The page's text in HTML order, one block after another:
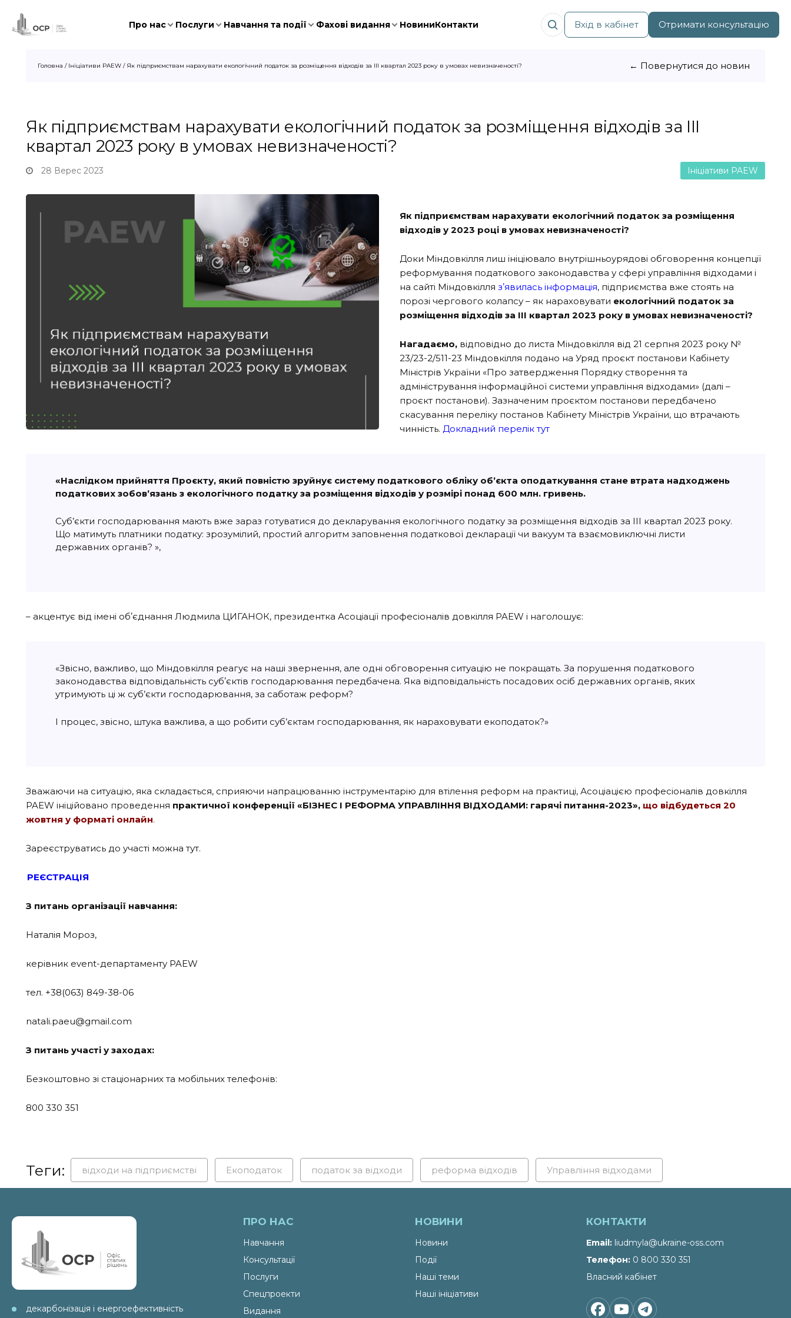
Про нас Послуги Навчання та події Фахові видання НовиниКонтакти Вхід в кабінет Отримати консультацію
Головна / Ініціативи PAEW / Як підприємствам нарахувати екологічний податок за розміщення відходів за ІІІ квартал 2023 року в умовах невизначеності? ← Повернутися до новин
28 Верес 2023 Ініціативи PAEW
Як підприємствам нарахувати екологічний податок за розміщення відходів за ІІІ
квартал 2023 року в умовах невизначеності?
Як підприємствам нарахувати екологічний податок за розміщення
відходів у 2023 році в умовах невизначеності?
Доки Міндовкілля лиш ініціювало внутрішньоурядові обговорення концепції
реформування податкового законодавства у сфері управління відходами і
на сайті Міндовкілля зʼявилась інформація, підприємства вже стоять на
порозі чергового колапсу – як нараховувати екологічний податок за
розміщення відходів за ІІІ квартал 2023 року в умовах невизначеності?
Нагадаємо, відповідно до листа Міндовкілля від 21 серпня 2023 року №
23/23-2/511-23 Міндовкілля подано на Уряд проєкт постанови Кабінету
Міністрів України «Про затвердження Порядку створення та
адміністрування інформаційної системи управління відходами» (далі –
проєкт постанови). Зазначеним проєктом постанови передбачено
скасування переліку постанов Кабінету Міністрів України, що втрачають
чинність. Докладний перелік тут
«Наслідком прийняття Проєкту, який повністю зруйнує систему податкового обліку обʼєкта оподаткування стане втрата надходжень
податкових зобовʼязань з екологічного податку за розміщення відходів у розмірі понад 600 млн. гривень.
Суб’єкти господарювання мають вже зараз готуватися до декларування екологічного податку за розміщення відходів за ІІІ квартал 2023 року.
Що матимуть платники податку: зрозумілий, простий алгоритм заповнення податкової декларації чи вакуум та взаємовиключні листи
державних органів? »,
– акцентує від імені обʼєднання Людмила ЦИГАНОК, президентка Асоціації професіоналів довкілля PAEW і наголошує:
«Звісно, важливо, що Міндовкілля реагує на наші звернення, але одні обговорення ситуацію не покращать. За порушення податкового
законодавства відповідальність субʼєктів господарювання передбачена. Яка відповідальність посадових осіб державних органів, яких
утримують ці ж суб’єкти господарювання, за саботаж реформ?
І процес, звісно, штука важлива, а що робити суб’єктам господарювання, як нараховувати екоподаток?»
Зважаючи на ситуацію, яка складається, сприяючи напрацюванню інструментарію для втілення реформ на практиці, Асоціацією професіоналів довкілля
PAEW ініційовано проведення практичної конференції «БІЗНЕС І РЕФОРМА УПРАВЛІННЯ ВІДХОДАМИ: гарячі питання-2023», що відбудеться 20
жовтня у форматі онлайн.
Зареєструватись до участі можна тут.
РЕЄСТРАЦІЯ
З питань організації навчання:
Наталія Мороз,
керівник event-департаменту PAEW
тел. +38(063) 849-38-06
natali.paeu@gmail.com
З питань участі у заходах:
Безкоштовно зі стаціонарних та мобільних телефонів:
800 330 351
Теги: відходи на підприємстві Екоподаток податок за відходи реформа відходів Управління відходами
декарбонізація і енергоефективність
ПРО НАС
Навчання
Консультації
Послуги
Спецпроекти
Видання
НОВИНИ
Новини
Події
Наші теми
Наші ініціативи
КОНТАКТИ
Email liudmyla@ukraine-oss.com
Телефон 0 800 330 351
Власний кабінет